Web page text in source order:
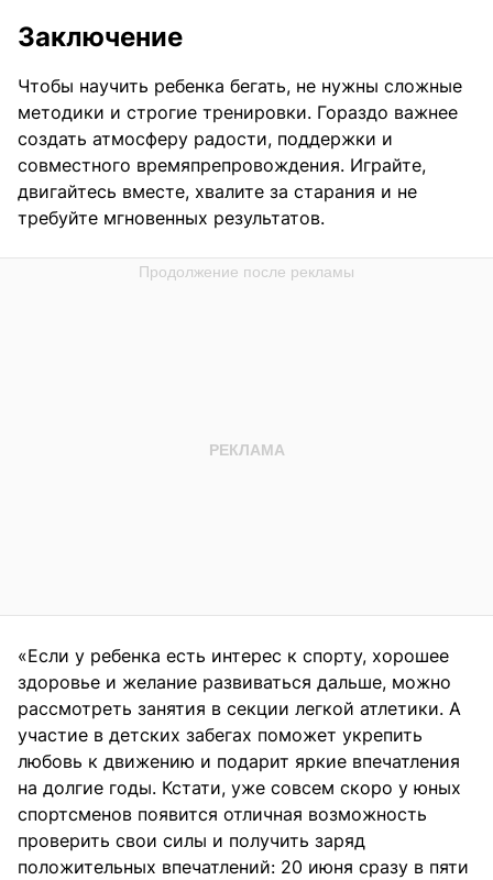
Заключение
Чтобы научить ребенка бегать, не нужны сложные
методики и строгие тренировки. Гораздо важнее
создать атмосферу радости, поддержки и
совместного времяпрепровождения. Играйте,
двигайтесь вместе, хвалите за старания и не
требуйте мгновенных результатов.
«Если у ребенка есть интерес к спорту, хорошее
здоровье и желание развиваться дальше, можно
рассмотреть занятия в секции легкой атлетики. А
участие в детских забегах поможет укрепить
любовь к движению и подарит яркие впечатления
на долгие годы. Кстати, уже совсем скоро у юных
спортсменов появится отличная возможность
проверить свои силы и получить заряд
положительных впечатлений: 20 июня сразу в пяти